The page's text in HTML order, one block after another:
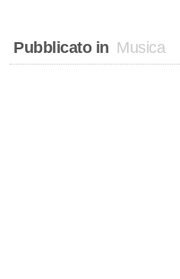
Pubblicato in Musica